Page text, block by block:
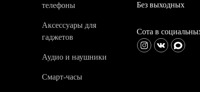
телефоны
Аксессуары для
гаджетов
Аудио и наушники
Смарт-часы
Без выходных
Сота в